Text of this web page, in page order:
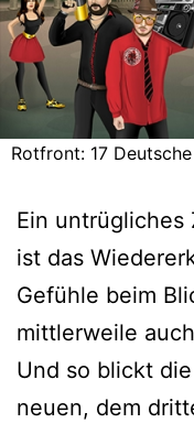
Rotfront: 17
Ein
ist das
Gefühle beim
mittlerweile
Und so blickt
neuen, dem